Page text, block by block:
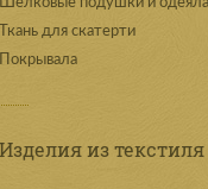
Ткань для скатерти
Покрывала
Изделия из текстиля